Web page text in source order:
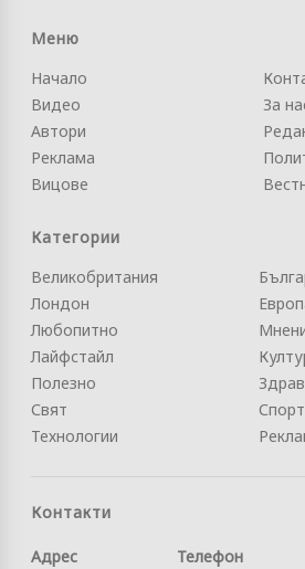
Меню
Начало
Видео
Автори
Реклама
Вицове
За
Категории
Великобритания
Лондон
Любопитно
Лайфстайл
Полезно
Свят
Технологии
Спорт
Контакти
Адрес
Телефон